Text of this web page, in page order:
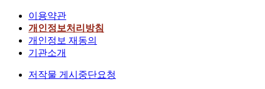
이용약관
개인정보처리방침
개인정보 재동의
기관소개
저작물 게시중단요청